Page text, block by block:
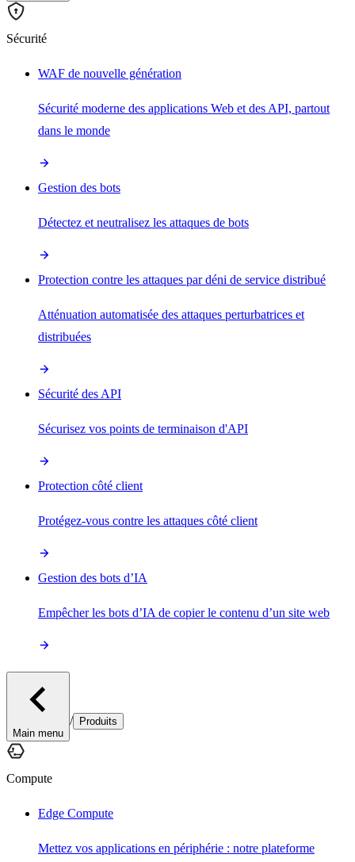
Sécurité
WAF de nouvelle génération
Sécurité moderne des applications Web et des API, partout
dans le monde
Gestion des bots
Détectez et neutralisez les attaques de bots
Protection contre les attaques par déni de service distribué
Atténuation automatisée des attaques perturbatrices et
distribuées
Sécurité des API
Sécurisez vos points de terminaison d'API
Protection côté client
Protégez-vous contre les attaques côté client
Gestion des bots d’IA
Empêcher les bots d’IA de copier le contenu d’un site web
Main menu
/ Produits
Compute
Edge Compute
Mettez vos applications en périphérie : notre plateforme